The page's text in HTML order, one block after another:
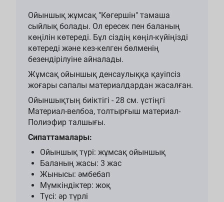
Ойыншық жұмсақ "Көгершін" тамаша
сыйлық болады. Ол ересек пен баланың
көңілін көтереді. Бұл сіздің көңіл-күйіңізді
көтереді және кез-келген бөлменің
безендірілуіне айналады.
Жұмсақ ойыншық денсаулыққа қауіпсіз
жоғары сапалы материалдардан жасалған.
Ойыншықтың биіктігі - 28 см. үстіңгі
Материал-велбоа, толтырғыш материал-
Полиэфир талшығы.
Сипаттамалары:
Ойыншық түрі: жұмсақ ойыншық
Баланың жасы: 3 жас
Жынысы: әмбебап
Мүмкіндіктер: жоқ
Түсі: әр түрлі